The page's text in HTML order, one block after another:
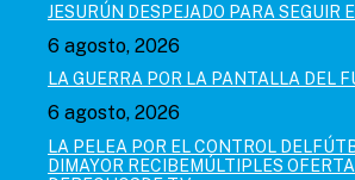
JESURÚN DESPEJADO PARA SEGUIR
6 agosto, 2026
LA GUERRA POR LA PANTALLA DEL
6 agosto, 2026
LA PELEA POR EL CONTROL
DIMAYOR RECIBEMÚLTIPLES